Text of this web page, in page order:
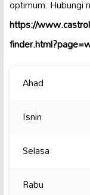
optimum. Hubungi
https://
Ahad
Isnin
Selasa
Rabu